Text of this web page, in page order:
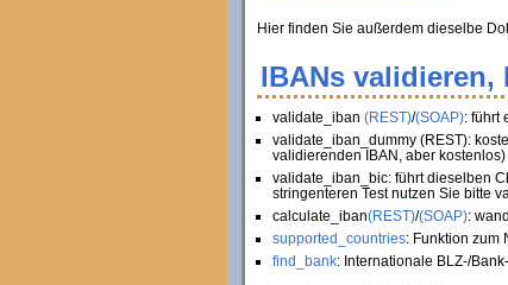
Hier finden Sie außerdem dieselbe
IBANs validieren,
validate_iban (REST)/(SOAP): führt
validate_iban_dummy (REST):
validierenden IBAN, aber kostenlos)
validate_iban_bic: führt dieselben
stringenteren Test nutzen Sie bitte
calculate_iban(REST)/(SOAP):
supported_countries: Funktion zum
find_bank: Internationale BLZ-/